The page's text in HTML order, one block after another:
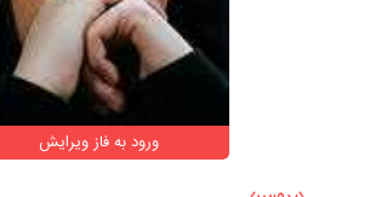
ورود به فاز ویرایش